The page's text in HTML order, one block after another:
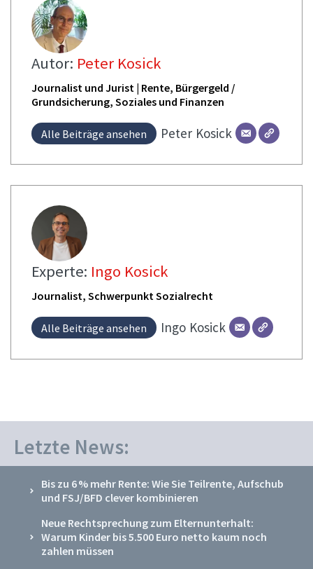
Autor: Peter Kosick
Journalist und Jurist | Rente, Bürgergeld /
Grundsicherung, Soziales und Finanzen
Alle Beiträge ansehen Peter Kosick
Experte: Ingo Kosick
Journalist, Schwerpunkt Sozialrecht
Alle Beiträge ansehen Ingo Kosick
Letzte News:
Bis zu 6 % mehr Rente: Wie Sie Teilrente, Aufschub
und FSJ/BFD clever kombinieren
Neue Rechtsprechung zum Elternunterhalt:
Warum Kinder bis 5.500 Euro netto kaum noch
zahlen müssen